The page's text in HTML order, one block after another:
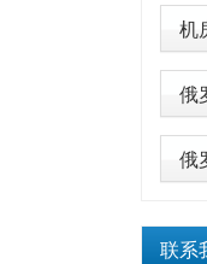
机
俄
俄
联系